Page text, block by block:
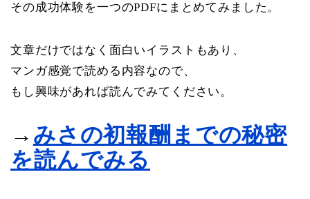
その成功体験を一つのPDFにまとめてみました。
文章だけではなく面白いイラストもあり、
マンガ感覚で読める内容なので、
もし興味があれば読んでみてください。
→ みさの初報酬までの秘密
を読んでみる